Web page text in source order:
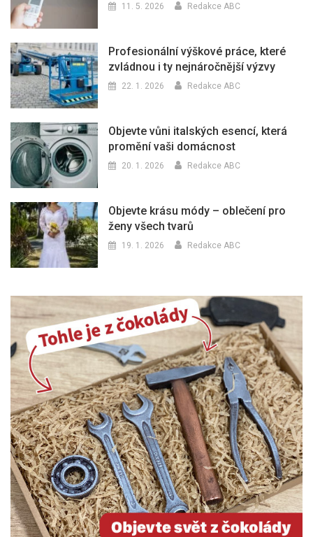
11. 5. 2026 Redakce ABC
Profesionální výškové práce, které
zvládnou i ty nejnáročnější výzvy
22. 1. 2026 Redakce ABC
Objevte vůni italských esencí, která
promění vaši domácnost
20. 1. 2026 Redakce ABC
Objevte krásu módy – oblečení pro
ženy všech tvarů
19. 1. 2026 Redakce ABC